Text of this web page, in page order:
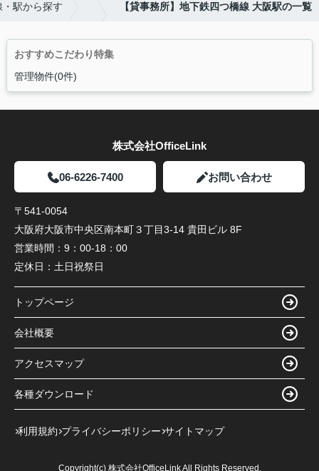
・駅から探す 【貸事務所】地下鉄四つ橋線 大阪駅の一覧
おすすめこだわり特集
管理物件(0件)
株式会社OfficeLink
06-6226-7400 お問い合わせ
〒541-0054
大阪府大阪市中央区南本町３丁目3-14 貴田ビル 8F
営業時間： 9：00-18：00
定休日： 土日祝祭日
トップページ
会社概要
アクセスマップ
各種ダウンロード
利用規約 プライバシーポリシー サイトマップ
Copyright(c) 株式会社OfficeLink All Rights Reserved.